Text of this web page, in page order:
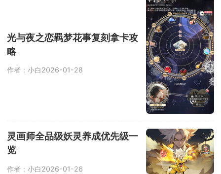
光与夜之恋羁梦花事复刻拿卡攻
略
作者：小白2026-01-28
灵画师全品级妖灵养成优先级一
览
作者：小白2026-01-26